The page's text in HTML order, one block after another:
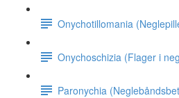
Onychotillomania
Onychoschizia (Flager i
Paronychia